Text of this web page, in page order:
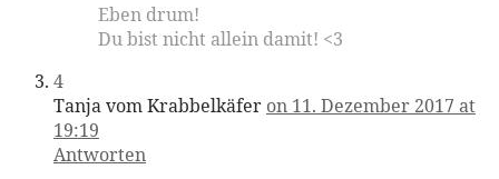
Eben drum!
Du bist nicht allein damit! <3
4
Tanja vom Krabbelkäfer on 11. Dezember 2017 at
19:19
Antworten